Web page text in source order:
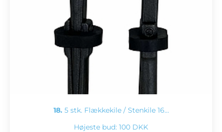
18. 5 stk. Flækkekile / Stenkile 16…
Højeste bud: 100 DKK